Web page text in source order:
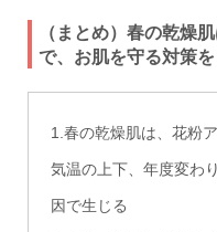
（まとめ）春の乾燥
で、お肌を守る対策
1.春の乾燥肌は、花粉
気温の上下、年度変わ
因で生じる